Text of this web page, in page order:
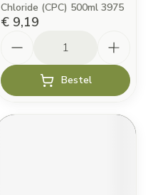
Chloride (CPC) 500ml 3975
€ 9,19
Bestel